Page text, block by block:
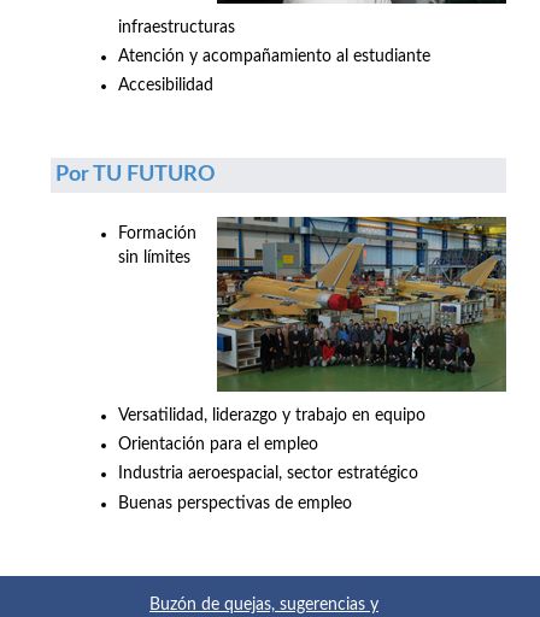
infraestructuras
Atención y acompañamiento al estudiante
Accesibilidad
Por TU FUTURO
Formación
sin límites
Versatilidad, liderazgo y trabajo en equipo
Orientación para el empleo
Industria aeroespacial, sector estratégico
Buenas perspectivas de empleo
Buzón de quejas, sugerencias y